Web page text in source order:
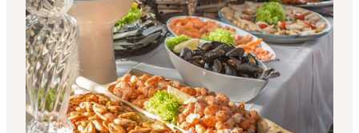
Übernachtung